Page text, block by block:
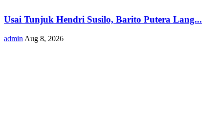
Usai Tunjuk Hendri Susilo, Barito Putera Lang...
admin Aug 8, 2026